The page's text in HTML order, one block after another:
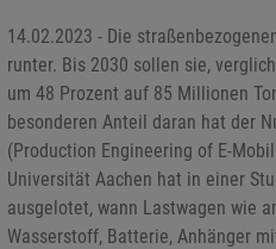
14.02.2023 - Die
runter. Bis 2030 sollen sie,
um 48 Prozent auf 85 Millionen
besonderen Anteil daran hat der
(Production Engineering of E-
Universität Aachen hat in einer
ausgelotet, wann Lastwagen wie
Wasserstoff, Batterie, Anhänger